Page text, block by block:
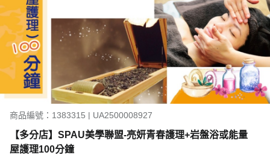
商品編號：1383315 | UA2500008927
【多分店】SPAU美學聯盟-亮妍青春護理+岩盤浴或能量
屋護理100分鐘